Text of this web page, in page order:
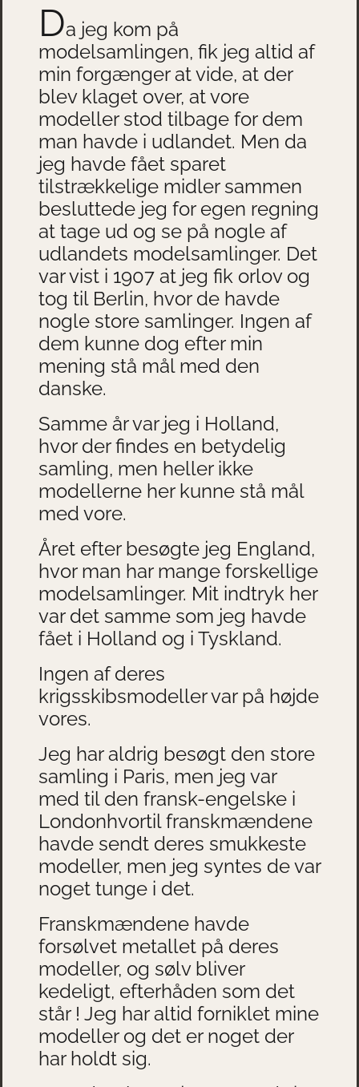
Da jeg kom på
modelsamlingen, fik jeg altid af
min forgænger at vide, at der
blev klaget over, at vore
modeller stod tilbage for dem
man havde i udlandet. Men da
jeg havde fået sparet
tilstrækkelige midler sammen
besluttede jeg for egen regning
at tage ud og se på nogle af
udlandets modelsamlinger. Det
var vist i 1907 at jeg fik orlov og
tog til Berlin, hvor de havde
nogle store samlinger. Ingen af
dem kunne dog efter min
mening stå mål med den
danske.
Samme år var jeg i Holland,
hvor der findes en betydelig
samling, men heller ikke
modellerne her kunne stå mål
med vore.
Året efter besøgte jeg England,
hvor man har mange forskellige
modelsamlinger. Mit indtryk her
var det samme som jeg havde
fået i Holland og i Tyskland.
Ingen af deres
krigsskibsmodeller var på højde
vores.
Jeg har aldrig besøgt den store
samling i Paris, men jeg var
med til den fransk-engelske i
Londonhvortil franskmændene
havde sendt deres smukkeste
modeller, men jeg syntes de var
noget tunge i det.
Franskmændene havde
forsølvet metallet på deres
modeller, og sølv bliver
kedeligt, efterhåden som det
står ! Jeg har altid forniklet mine
modeller og det er noget der
har holdt sig.